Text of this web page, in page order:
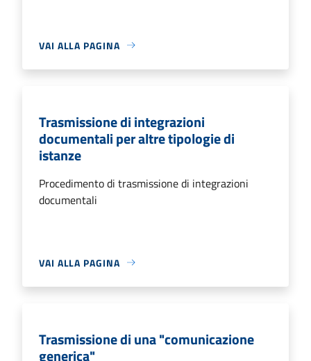
VAI ALLA PAGINA
Trasmissione di integrazioni
documentali per altre tipologie di
istanze
Procedimento di trasmissione di integrazioni
documentali
VAI ALLA PAGINA
Trasmissione di una "comunicazione
generica"